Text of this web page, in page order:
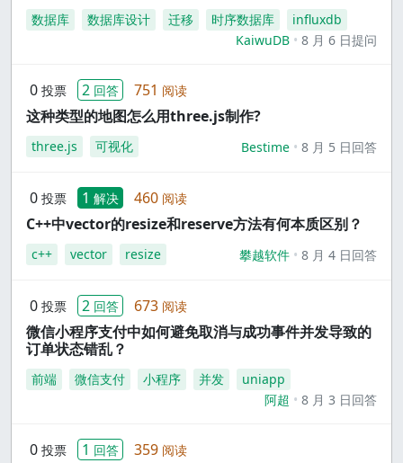
数据库 数据库设计 迁移 时序数据库
influxdb
KaiwuDB
8 月 6 日提问
0 投票 2 回答 751 阅读
这种类型的地图怎么用three.js制作?
three.js 可视化 Bestime 8 月 5 日回答
0 投票 1 解决 460 阅读
C++中vector的resize和reserve方法有何本质区别？
c++ vector resize 攀越软件 8 月 4 日回答
0 投票 2 回答 673 阅读
微信小程序支付中如何避免取消与成功事件并发导致的
订单状态错乱？
前端 微信支付 小程序 并发
uniapp
阿超
8 月 3 日回答
0 投票 1 回答 359 阅读